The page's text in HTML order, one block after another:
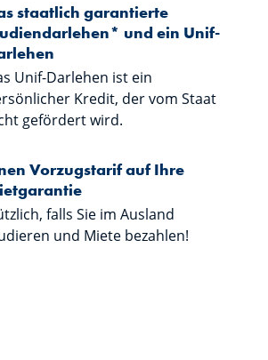
staatlich garantierte
und ein Unif-
Unif-Darlehen ist ein
Kredit, der vom Staat
gefördert wird.
Vorzugstarif auf Ihre
falls Sie im Ausland
und Miete bezahlen!